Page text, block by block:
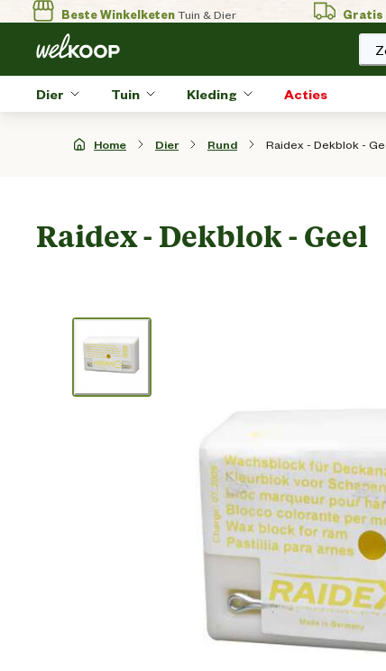
Beste WinkelketenTuin & Dier Gratis
Dier Tuin Kleding Acties
Home Dier Rund Raidex - Dekblok -
Raidex - Dekblok - Geel